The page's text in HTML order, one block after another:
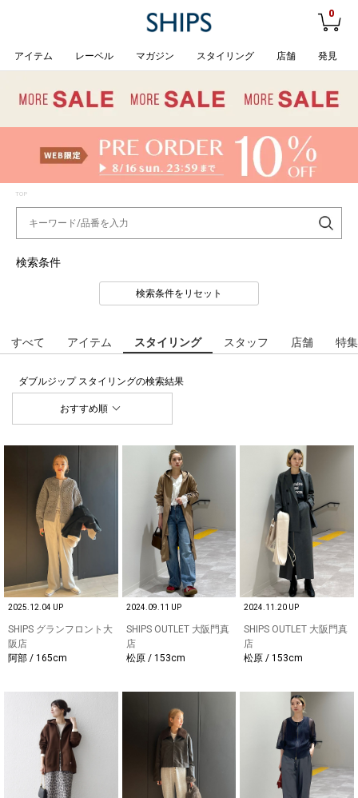
0
アイテム レーベル マガジン スタイリング 店舗 発見
TOP
検索条件
検索条件をリセット
すべて アイテム スタイリング スタッフ 店舗 特集
ダブルジップ スタイリングの検索結果
おすすめ順
2025.12.04 UP
SHIPS グランフロント大
阪店
阿部 / 165cm
2024.09.11 UP
SHIPS OUTLET 大阪門真
店
松原 / 153cm
2024.11.20 UP
SHIPS OUTLET 大阪門真
店
松原 / 153cm